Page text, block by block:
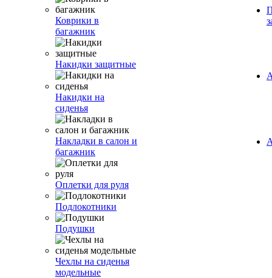
Коврики в
багажник
Накидки защитные
Накидки на
сиденья
Накладки в салон и
багажник
Оплетки для руля
Подлокотники
Подушки
Чехлы на сиденья
модельные